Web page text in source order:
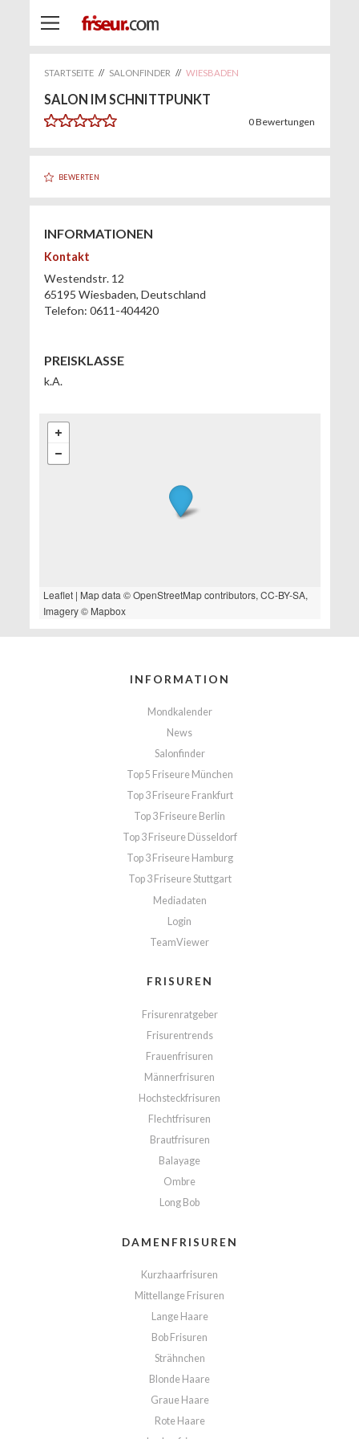
STARTSEITE // SALONFINDER // WIESBADEN
SALON IM SCHNITTPUNKT
0Bewertungen
BEWERTEN
INFORMATIONEN
Kontakt
Westendstr. 12
65195 Wiesbaden, Deutschland
Telefon: 0611-404420
PREISKLASSE
k.A.
Leaflet| Map data ©OpenStreetMapcontributors, CC-BY-SA,
Imagery © Mapbox
INFORMATION
Mondkalender
News
Salonfinder
Top 5 Friseure München
Top 3 Friseure Frankfurt
Top 3 Friseure Berlin
Top 3 Friseure Düsseldorf
Top 3 Friseure Hamburg
Top 3 Friseure Stuttgart
Mediadaten
Login
TeamViewer
FRISUREN
Frisurenratgeber
Frisurentrends
Frauenfrisuren
Männerfrisuren
Hochsteckfrisuren
Flechtfrisuren
Brautfrisuren
Balayage
Ombre
Long Bob
DAMENFRISUREN
Kurzhaarfrisuren
Mittellange Frisuren
Lange Haare
Bob Frisuren
Strähnchen
Blonde Haare
Graue Haare
Rote Haare